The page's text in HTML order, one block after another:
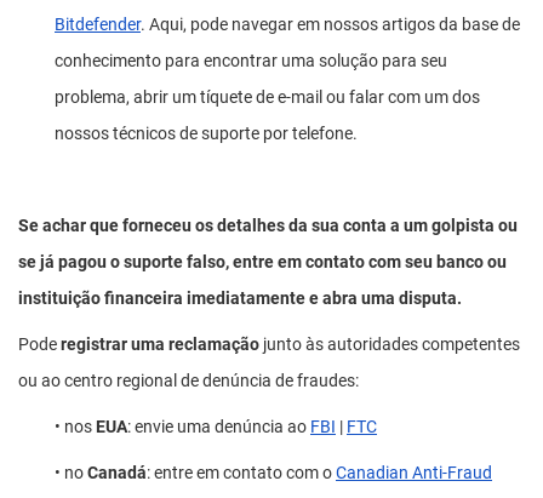
Bitdefender. Aqui, pode navegar em nossos artigos da base de
conhecimento para encontrar uma solução para seu
problema, abrir um tíquete de e-mail ou falar com um dos
nossos técnicos de suporte por telefone.
Se achar que forneceu os detalhes da sua conta a um golpista ou
se já pagou o suporte falso, entre em contato com seu banco ou
instituição financeira imediatamente e abra uma disputa.
Poderegistrar uma reclamação junto às autoridades competentes
ou ao centro regional de denúncia de fraudes:
• nos EUA: envie uma denúncia ao FBI | FTC
• noCanadá: entre em contato com oCanadian Anti-Fraud